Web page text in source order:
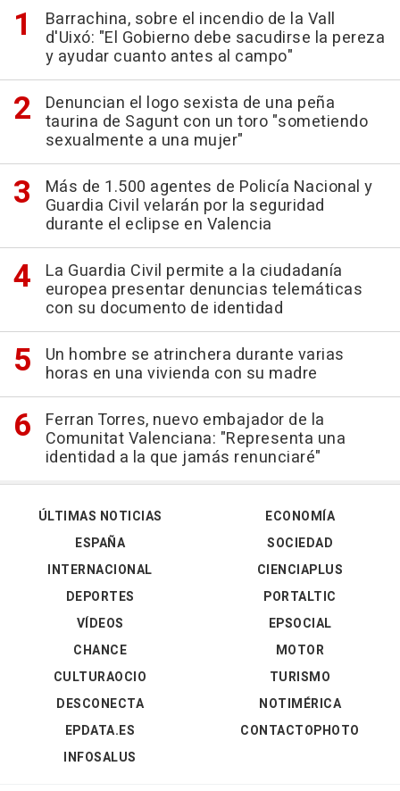
Barrachina, sobre el incendio de la Vall
d'Uixó: "El Gobierno debe sacudirse la pereza
y ayudar cuanto antes al campo"
Denuncian el logo sexista de una peña
taurina de Sagunt con un toro "sometiendo
sexualmente a una mujer"
Más de 1.500 agentes de Policía Nacional y
Guardia Civil velarán por la seguridad
durante el eclipse en Valencia
La Guardia Civil permite a la ciudadanía
europea presentar denuncias telemáticas
con su documento de identidad
Un hombre se atrinchera durante varias
horas en una vivienda con su madre
Ferran Torres, nuevo embajador de la
Comunitat Valenciana: "Representa una
identidad a la que jamás renunciaré"
ÚLTIMAS NOTICIAS
ESPAÑA
INTERNACIONAL
DEPORTES
VÍDEOS
ECONOMÍA
SOCIEDAD
CIENCIAPLUS
PORTALTIC
EPSOCIAL
CHANCE
CULTURAOCIO
DESCONECTA
EPDATA.ES
INFOSALUS
MOTOR
TURISMO
NOTIMÉRICA
CONTACTOPHOTO